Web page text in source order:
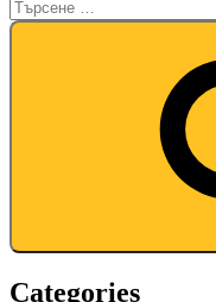
Categories